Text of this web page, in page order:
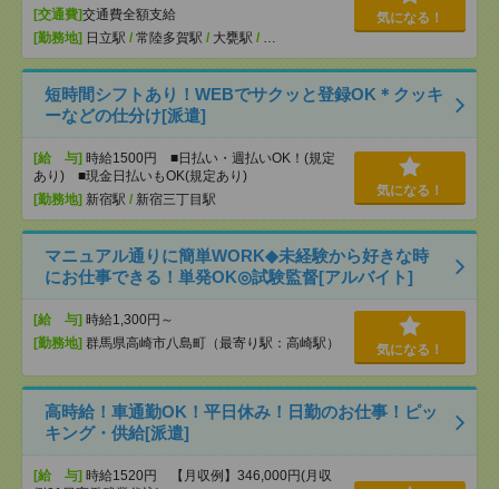
[交通費]交通費全額支給
[勤務地] 日立駅 / 常陸多賀駅 / 大甕駅 / …
気になる！
短時間シフトあり！WEBでサクッと登録OK＊クッキ
ーなどの仕分け[派遣]
[給 与] 時給1500円 ■日払い・週払いOK！(規定
あり) ■現金日払いもOK(規定あり)
[勤務地] 新宿駅 / 新宿三丁目駅
気になる！
マニュアル通りに簡単WORK◆未経験から好きな時
にお仕事できる！単発OK◎試験監督[アルバイト]
[給 与] 時給1,300円～
[勤務地] 群馬県高崎市八島町（最寄り駅：高崎駅） 気になる！
高時給！車通勤OK！平日休み！日勤のお仕事！ピッ
キング・供給[派遣]
[給 与] 時給1520円 【月収例】346,000円(月収